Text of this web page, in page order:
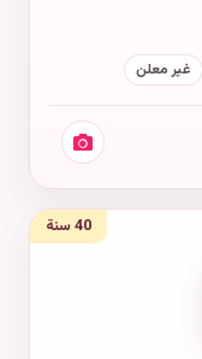
غير معلن
40 سنة